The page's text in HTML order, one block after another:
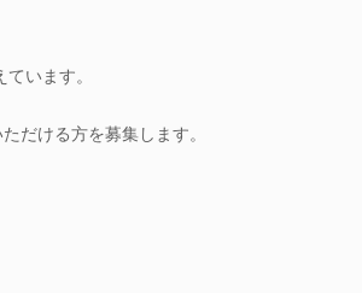
います。
だける方を募集します。